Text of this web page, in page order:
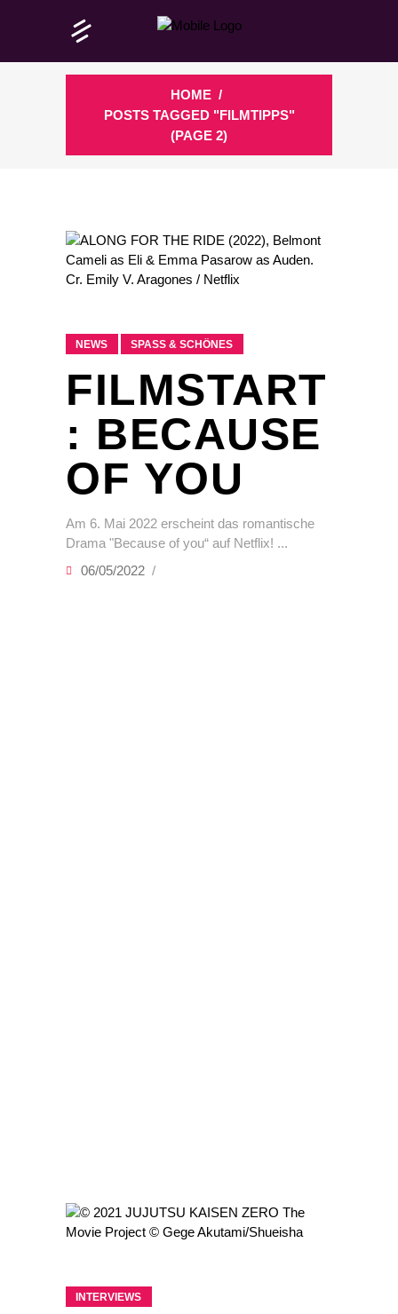
HOME /
POSTS TAGGED "FILMTIPPS"
(PAGE 2)
NEWS SPASS & SCHÖNES
FILMSTART
: BECAUSE
OF YOU
Am 6. Mai 2022 erscheint das romantische
Drama "Because of you“ auf Netflix!
06/05/2022
INTERVIEWS